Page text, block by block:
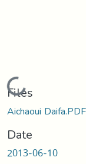
Loading...
Files
Aichaoui Daifa.PDF
Date
2013-06-10